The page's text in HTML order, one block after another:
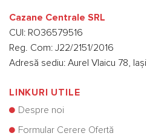
Cazane Centrale SRL
CUI: RO36579516
Reg. Com: J22/2151/2016
Adresă sediu: Aurel Vlaicu 78, Iași
LINKURI UTILE
Despre noi
Formular Cerere Ofertă